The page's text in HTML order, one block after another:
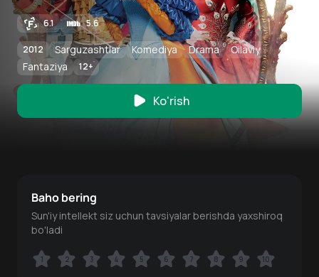
6.1 5.6
2012 Sarguzashtlar Komediya Drama
Oilaviy
Fantaziya
12+
Ko'rish
Baho bering
Sun'iy intellekt siz uchun tavsiyalar berishda yaxshiroq
bo'ladi
1 2 3 4 5 6 7 8 9 10
1 2 3 4 5 6 7 8 9 10